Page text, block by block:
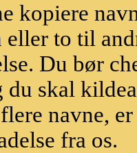
kopiere
to til
Du bør
du skal
navne,
fra os.